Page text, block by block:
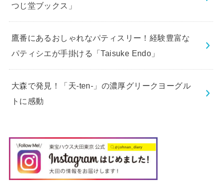
つじ堂ブックス」
鷹番にあるおしゃれなパティスリー！経験豊富な
パティシエが手掛ける「Taisuke Endo」
大森で発見！「天-ten-」の濃厚グリークヨーグル
トに感動